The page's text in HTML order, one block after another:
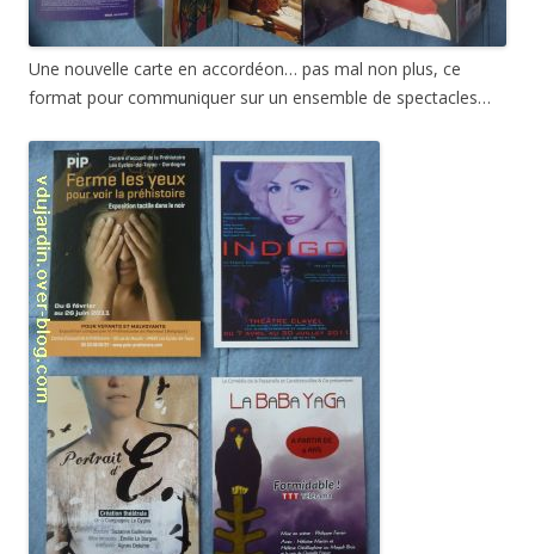
Une nouvelle carte en accordéon… pas mal non plus, ce
format pour communiquer sur un ensemble de spectacles…